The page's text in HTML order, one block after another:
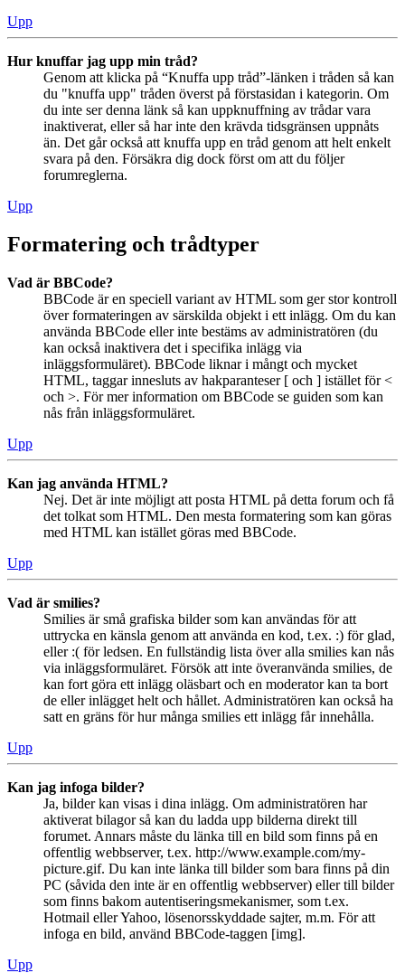
Upp
Hur knuffar jag upp min tråd?
Genom att klicka på “Knuffa upp tråd”-länken i tråden så kan
du "knuffa upp" tråden överst på förstasidan i kategorin. Om
du inte ser denna länk så kan uppknuffning av trådar vara
inaktiverat, eller så har inte den krävda tidsgränsen uppnåts
än. Det går också att knuffa upp en tråd genom att helt enkelt
svara på den. Försäkra dig dock först om att du följer
forumreglerna.
Upp
Formatering och trådtyper
Vad är BBCode?
BBCode är en speciell variant av HTML som ger stor kontroll
över formateringen av särskilda objekt i ett inlägg. Om du kan
använda BBCode eller inte bestäms av administratören (du
kan också inaktivera det i specifika inlägg via
inläggsformuläret). BBCode liknar i mångt och mycket
HTML, taggar innesluts av hakparanteser [ och ] istället för <
och >. För mer information om BBCode se guiden som kan
nås från inläggsformuläret.
Upp
Kan jag använda HTML?
Nej. Det är inte möjligt att posta HTML på detta forum och få
det tolkat som HTML. Den mesta formatering som kan göras
med HTML kan istället göras med BBCode.
Upp
Vad är smilies?
Smilies är små grafiska bilder som kan användas för att
uttrycka en känsla genom att använda en kod, t.ex. :) för glad,
eller :( för ledsen. En fullständig lista över alla smilies kan nås
via inläggsformuläret. Försök att inte överanvända smilies, de
kan fort göra ett inlägg oläsbart och en moderator kan ta bort
de eller inlägget helt och hållet. Administratören kan också ha
satt en gräns för hur många smilies ett inlägg får innehålla.
Upp
Kan jag infoga bilder?
Ja, bilder kan visas i dina inlägg. Om administratören har
aktiverat bilagor så kan du ladda upp bilderna direkt till
forumet. Annars måste du länka till en bild som finns på en
offentlig webbserver, t.ex. http://www.example.com/my-
picture.gif. Du kan inte länka till bilder som bara finns på din
PC (såvida den inte är en offentlig webbserver) eller till bilder
som finns bakom autentiseringsmekanismer, som t.ex.
Hotmail eller Yahoo, lösenorsskyddade sajter, m.m. För att
infoga en bild, använd BBCode-taggen [img].
Upp